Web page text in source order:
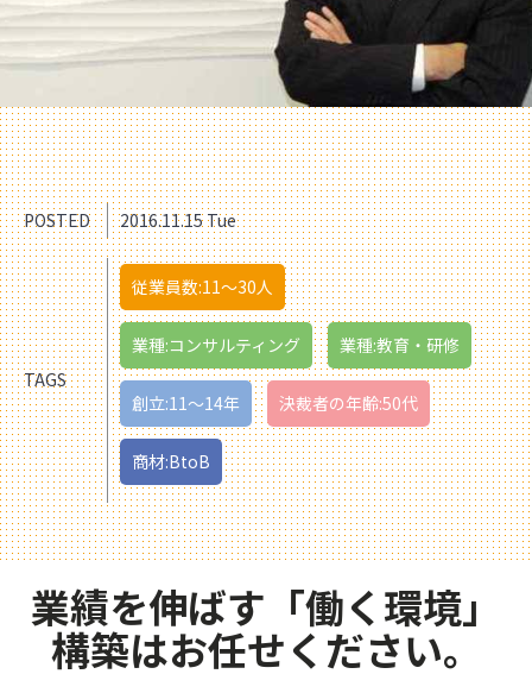
POSTED 2016.11.15 Tue
TAGS
従業員数:11〜30人
業種:コンサルティング 業種:教育・研修
創立:11〜14年 決裁者の年齢:50代
商材:BtoB
業績を伸ばす「働く環境」
構築はお任せください。